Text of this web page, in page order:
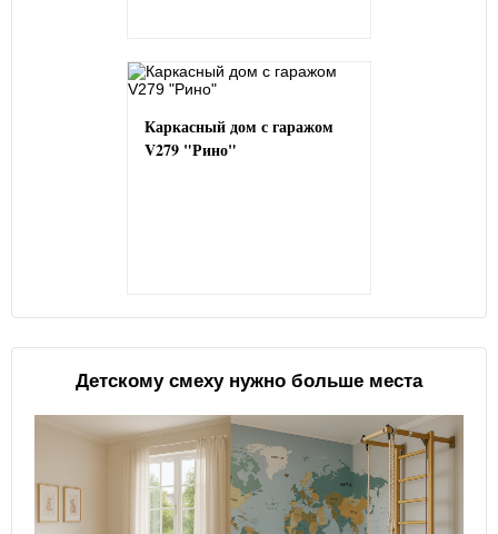
Каркасный дом с гаражом
V279 "Рино"
Детскому смеху нужно больше места